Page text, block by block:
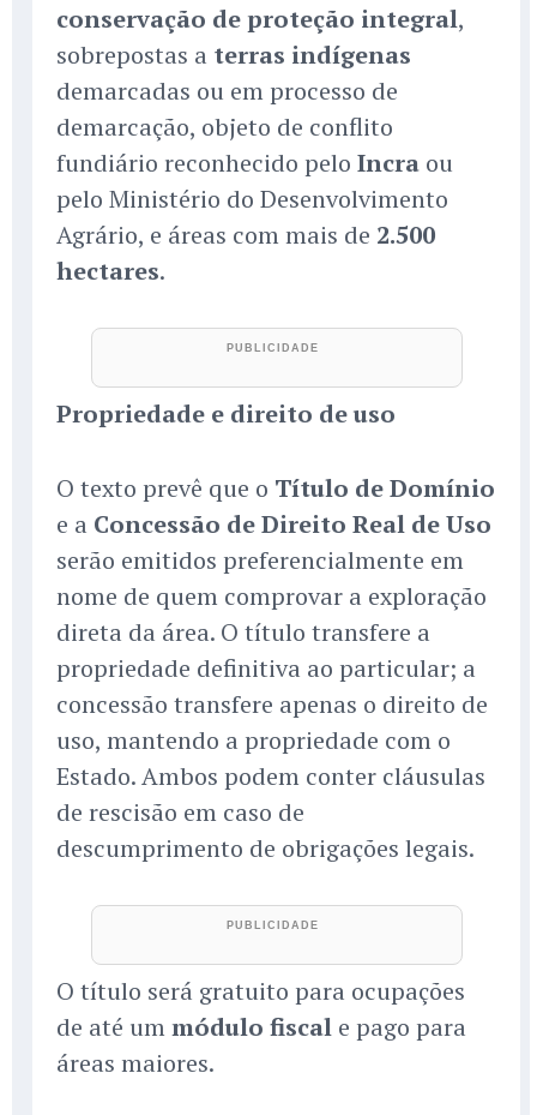
conservação de proteção integral,
sobrepostas a terras indígenas
demarcadas ou em processo de
demarcação, objeto de conflito
fundiário reconhecido pelo Incra ou
pelo Ministério do Desenvolvimento
Agrário, e áreas com mais de 2.500
hectares.
Propriedade e direito de uso
O texto prevê que o Título de Domínio
e a Concessão de Direito Real de Uso
serão emitidos preferencialmente em
nome de quem comprovar a exploração
direta da área. O título transfere a
propriedade definitiva ao particular; a
concessão transfere apenas o direito de
uso, mantendo a propriedade com o
Estado. Ambos podem conter cláusulas
de rescisão em caso de
descumprimento de obrigações legais.
O título será gratuito para ocupações
de até ummódulo fiscal e pago para
áreas maiores.